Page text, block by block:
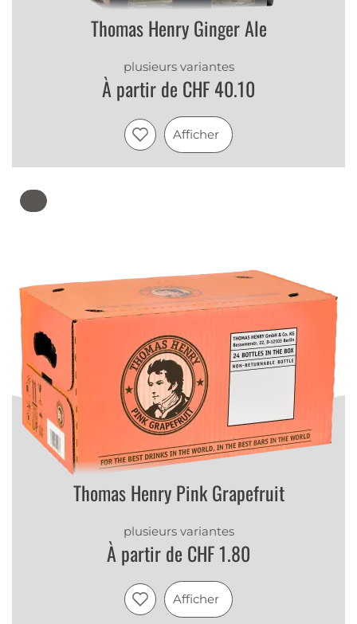
Thomas Henry Ginger Ale
plusieurs variantes
À partir de CHF 40.10
Afficher
Thomas Henry Pink Grapefruit
plusieurs variantes
À partir de CHF 1.80
Afficher